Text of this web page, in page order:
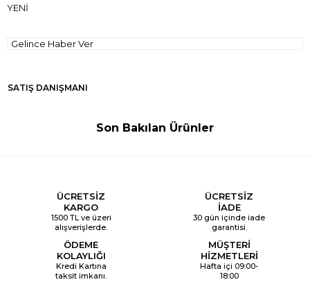
YENİ
Gelince Haber Ver
SATIŞ DANIŞMANI
Son Bakılan Ürünler
ÜCRETSİZ
KARGO
1500 TL ve üzeri
alışverişlerde.
ÜCRETSİZ
İADE
30 gün içinde iade
garantisi.
ÖDEME
KOLAYLIĞI
Kredi Kartına
taksit imkanı.
MÜŞTERİ
HİZMETLERİ
Hafta içi 09:00-
18:00